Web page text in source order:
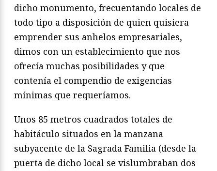
dicho monumento, frecuentando locales de
todo tipo a disposición de quien quisiera
emprender sus anhelos empresariales,
dimos con un establecimiento que nos
ofrecía muchas posibilidades y que
contenía el compendio de exigencias
mínimas que requeríamos.
Unos 85 metros cuadrados totales de
habitáculo situados en la manzana
subyacente de la Sagrada Familia (desde la
puerta de dicho local se vislumbraban dos